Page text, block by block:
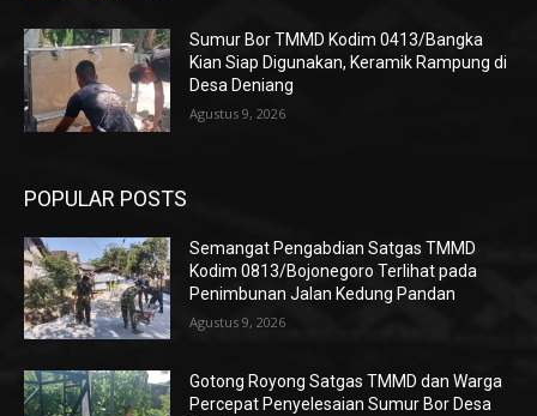
Sumur Bor TMMD Kodim 0413/Bangka
Kian Siap Digunakan, Keramik Rampung di
Desa Deniang
Agustus 9, 2026
POPULAR POSTS
Semangat Pengabdian Satgas TMMD
Kodim 0813/Bojonegoro Terlihat pada
Penimbunan Jalan Kedung Pandan
Agustus 9, 2026
Gotong Royong Satgas TMMD dan Warga
Percepat Penyelesaian Sumur Bor Desa